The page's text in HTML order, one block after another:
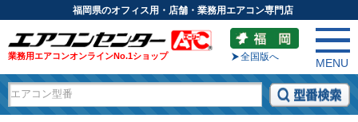
福岡県のオフィス用・店舗・業務用エアコン専門店
業務用エアコンオンラインNo.1ショップ 全国版へ
MENU